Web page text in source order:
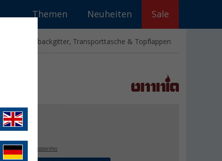
Themen Neuheiten Sale
Aufbackgitter, Transporttasche & Topflappen
€
€
MwSt.,versandkostenfrei